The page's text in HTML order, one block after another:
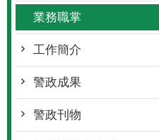
業務職掌
工作簡介
警政成果
警政刊物